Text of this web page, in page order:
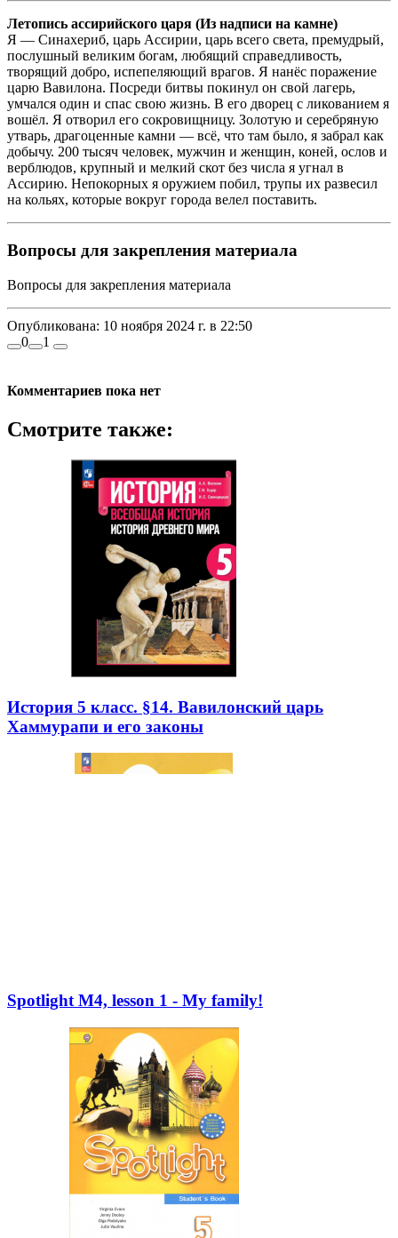
Летопись ассирийского царя (Из надписи на камне)
Я — Синахериб, царь Ассирии, царь всего света, премудрый,
послушный великим богам, любящий справедливость,
творящий добро, испепеляющий врагов. Я нанёс поражение
царю Вавилона. Посреди битвы покинул он свой лагерь,
умчался один и спас свою жизнь. В его дворец с ликованием я
вошёл. Я отворил его сокровищницу. Золотую и серебряную
утварь, драгоценные камни — всё, что там было, я забрал как
добычу. 200 тысяч человек, мужчин и женщин, коней, ослов и
верблюдов, крупный и мелкий скот без числа я угнал в
Ассирию. Непокорных я оружием побил, трупы их развесил
на кольях, которые вокруг города велел поставить.
Вопросы для закрепления материала
Вопросы для закрепления материала
Опубликована: 10 ноября 2024 г. в 22:50
0
1
Комментариев пока нет
Смотрите также:
История 5 класс. §14. Вавилонский царь
Хаммурапи и его законы
Spotlight M4, lesson 1 - My family!